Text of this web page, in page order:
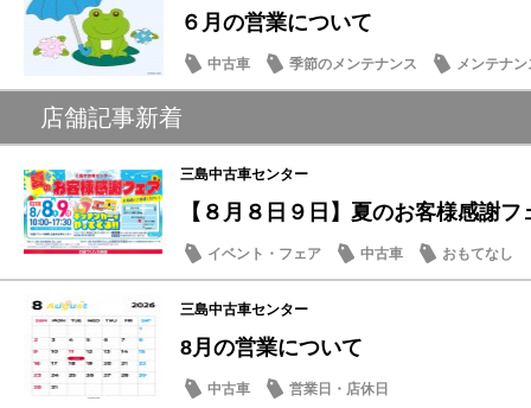
６月の営業について
中古車 季節のメンテナンス
メンテナ
日常の出来事
店舗記事新着
三島中古車センター
【８月８日９日】夏のお客様感謝
イベント・フェア 中古車 おもてなし
三島中古車センター
8月の営業について
中古車 営業日・店休日